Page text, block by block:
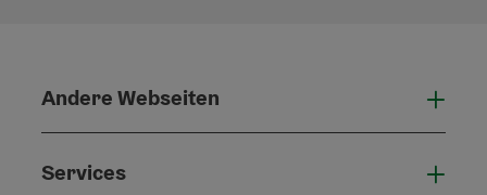
Andere Webseiten
Services